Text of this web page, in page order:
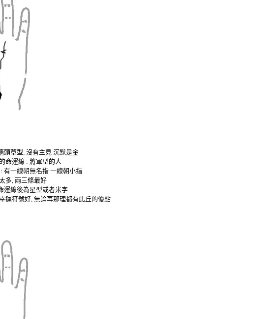
頭草型, 沒有主見 沉默是金
命運線 : 將軍型的人
: 有一線朝無名指 一線朝小指
多, 兩三條最好
運線後為星型或者米字
運符號好, 無論再那理都有此丘的優點